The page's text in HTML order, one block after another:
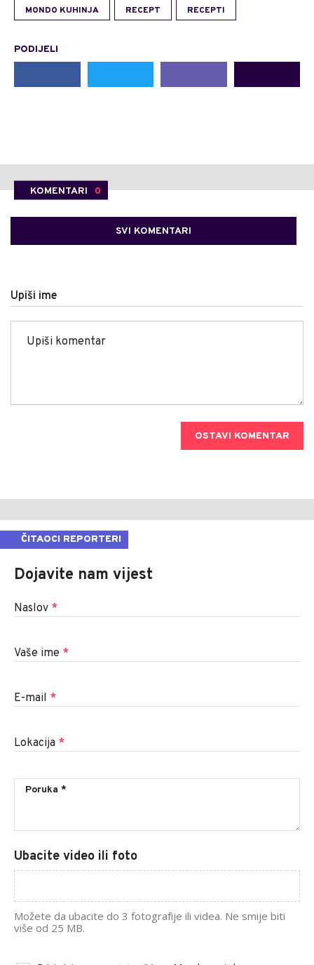
MONDO KUHINJA RECEPT RECEPTI
PODIJELI
KOMENTARI 0
SVI KOMENTARI
Upiši ime
OSTAVI KOMENTAR
ČITAOCI REPORTERI
Dojavite nam vijest
Naslov *
Vaše ime *
E-mail *
Lokacija *
Ubacite video ili foto
Možete da ubacite do 3 fotografije ili videa. Ne smije biti
više od 25 MB.